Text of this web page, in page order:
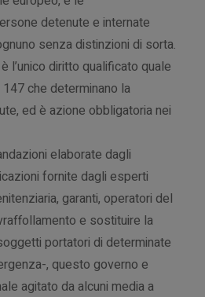
detenute e internate
senza distinzioni di sorta.
l’unico diritto qualificato quale
che determinano la
ed è azione obbligatoria nei
elaborate dagli
fornite dagli esperti
garanti, operatori del
e sostituire la
portatori di determinate
, questo governo e
agitato da alcuni media a